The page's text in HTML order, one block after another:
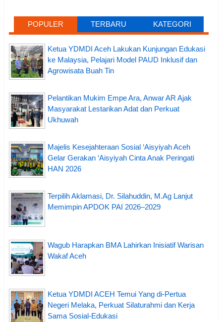
POPULER TERBARU KATEGORI
Ketua YDMDI Aceh Lakukan Kunjungan Edukasi
ke Malaysia, Pelajari Model PAUD Inklusif dan
Agrowisata Buah Tin
Pelantikan Mukim Empe Ara, Anwar AR Ajak
Masyarakat Lestarikan Adat dan Perkuat
Ukhuwah
Majelis Kesejahteraan Sosial ‘Aisyiyah Aceh
Gelar Gerakan ‘Aisyiyah Cinta Anak Peringati
HAN 2026
Terpilih Aklamasi, Dr. Silahuddin, M.Ag Lanjut
Memimpin APDOK PAI 2026–2029
Wagub Harapkan BMA Lahirkan Inisiatif Warisan
Wakaf Aceh
Ketua YDMDI ACEH Temui Yang di-Pertua
Negeri Melaka, Perkuat Silaturahmi dan Kerja
Sama Sosial-Edukasi